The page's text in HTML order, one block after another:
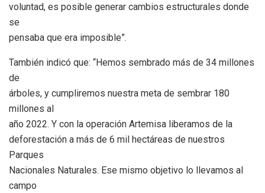
voluntad, es posible generar cambios estructurales donde
se
pensaba que era imposible”.
También indicó que: “Hemos sembrado más de 34 millones
de
árboles, y cumpliremos nuestra meta de sembrar 180
millones al
año 2022. Y con la operación Artemisa liberamos de la
deforestación a más de 6 mil hectáreas de nuestros
Parques
Nacionales Naturales. Ese mismo objetivo lo llevamos al
campo